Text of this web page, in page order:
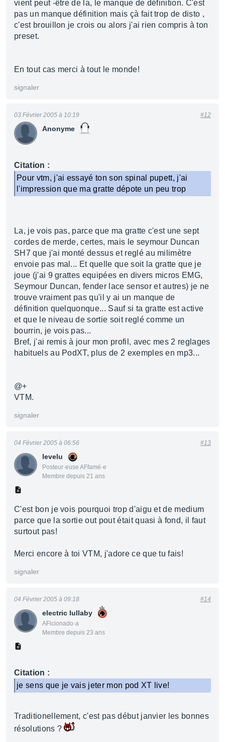
vient peut -être de la, le manque de définition. C'est
pas un manque définition mais çà fait trop de disto ,
c'est brouillon je crois ou alors j'ai rien compris à ton
preset.
En tout cas merci à tout le monde!
signaler
Anonyme
03 Février 2005 à 10:19 #12
Citation :
Pour vtm, j'ai essayé ton son spinal pupett, j'ai
l'impression que ma gratte dépote un peu trop
La, je vois pas, parce que ma gratte c'est une sept
cordes de merde, certes, mais le seymour Duncan
SH7 que j'ai monté dessus et reglé au milimètre
envoie pas mal... Et quelle que soit la gratte que je
joue (j'ai 9 grattes equipées en divers micros EMG,
Seymour Duncan, fender lace sensor et autres) je ne
trouve vraiment pas qu'il y ai un manque de
définition quelquonque... Sauf si ta gratte est active
et que le niveau de sortie soit reglé comme un
bourrin, je vois pas...
Bref, j'ai remis à jour mon profil, avec mes 2 reglages
habituels au PodXT, plus de 2 exemples en mp3...
@+
VTM.
signaler
levelu
Posteur·euse AFfamé·e
Membre depuis 21 ans
04 Février 2005 à 06:56 #13
C'est bon je vois pourquoi trop d'aigu et de medium
parce que la sortie out pout était quasi à fond, il faut
surtout pas!
Merci encore à toi VTM, j'adore ce que tu fais!
signaler
electric lullaby
AFicionado·a
Membre depuis 23 ans
04 Février 2005 à 09:18 #14
Citation :
je sens que je vais jeter mon pod XT live!
Traditionellement, c'est pas début janvier les bonnes
résolutions ?